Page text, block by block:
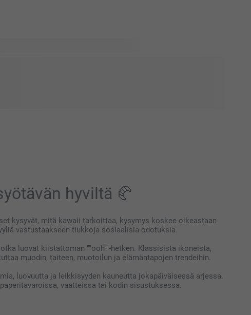
hyviltä 🥐
kysyvät, mitä kawaii tarkoittaa, kysymys koskee oikeastaan
vastustaakseen tiukkoja sosiaalisia odotuksia.
luovat kiistattoman ""ooh""-hetken. Klassisista ikoneista,
muodin, taiteen, muotoilun ja elämäntapojen trendeihin.
luovuutta ja leikkisyyden kauneutta jokapäiväisessä arjessa.
vaatteissa tai kodin sisustuksessa.